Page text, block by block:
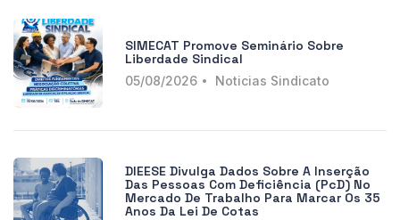
SIMECAT Promove Seminário Sobre
Liberdade Sindical
05/08/2026 Noticias Sindicato
DIEESE Divulga Dados Sobre A Inserção
Das Pessoas Com Deficiência (PcD) No
Mercado De Trabalho Para Marcar Os 35
Anos Da Lei De Cotas